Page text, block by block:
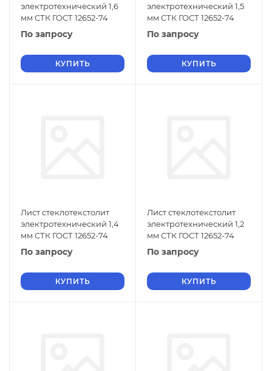
электротехнический 1,6
мм СТК ГОСТ 12652-74
По запросу
КУПИТЬ
электротехнический 1,5
мм СТК ГОСТ 12652-74
По запросу
КУПИТЬ
Лист стеклотекстолит
электротехнический 1,4
мм СТК ГОСТ 12652-74
По запросу
КУПИТЬ
Лист стеклотекстолит
электротехнический 1,2
мм СТК ГОСТ 12652-74
По запросу
КУПИТЬ